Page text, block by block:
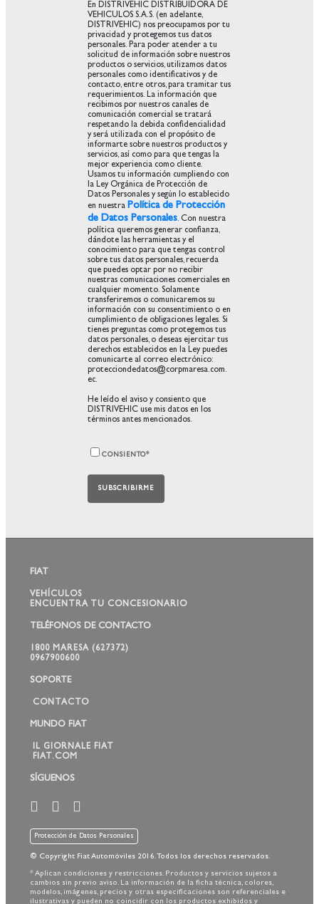
En DISTRIVEHIC DISTRIBUIDORA DE
VEHICULOS S.A.S. (en adelante,
DISTRIVEHIC) nos preocupamos por tu
privacidad y protegemos tus datos
personales. Para poder atender a tu
solicitud de información sobre nuestros
productos o servicios, utilizamos datos
personales como identificativos y de
contacto, entre otros, para tramitar tus
requerimientos. La información que
recibimos por nuestros canales de
comunicación comercial se tratará
respetando la debida confidencialidad
y será utilizada con el propósito de
informarte sobre nuestros productos y
servicios, así como para que tengas la
mejor experiencia como cliente.
Usamos tu información cumpliendo con
la Ley Orgánica de Protección de
Datos Personales y según lo establecido
en nuestraPolítica de Protección
de Datos Personales. Con nuestra
política queremos generar confianza,
dándote las herramientas y el
conocimiento para que tengas control
sobre tus datos personales, recuerda
que puedes optar por no recibir
nuestras comunicaciones comerciales en
cualquier momento. Solamente
transferiremos o comunicaremos su
información con su consentimiento o en
cumplimiento de obligaciones legales. Si
tienes preguntas como protegemos tus
datos personales, o deseas ejercitar tus
derechos establecidos en la Ley puedes
comunicarte al correo electrónico:
protecciondedatos@corpmaresa.com.
ec.
He leído el aviso y consiento que
DISTRIVEHIC use mis datos en los
términos antes mencionados.
CONSIENTO*
FIAT
VEHÍCULOS
ENCUENTRA TU CONCESIONARIO
TELÉFONOS DE CONTACTO
1800 MARESA (627372)
0967900600
SOPORTE
CONTACTO
MUNDO FIAT
IL GIORNALE FIAT
FIAT.COM
SÍGUENOS
Protección de Datos Personales
© Copyright Fiat Automóviles 2016. Todos los derechos reservados.
* Aplican condiciones y restricciones. Productos y servicios sujetos a
cambios sin previo aviso. La información de la ficha técnica, colores,
modelos, imágenes, precios y otras especificaciones son referenciales e
ilustrativas y pueden no coincidir con los productos exhibidos y